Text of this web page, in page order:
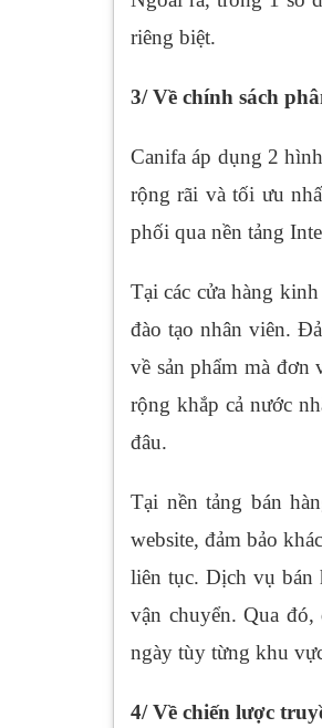
riêng biệt.
3/ Về chính sách
Canifa áp dụng 2
rộng rãi và tối ưu
phối qua nền tảng
Tại các cửa hàng
đào tạo nhân viên.
về sản phẩm mà đơn
rộng khắp cả nước
đâu.
Tại nền tảng bán
website, đảm bảo
liên tục. Dịch vụ bán
vận chuyển. Qua
ngày tùy từng khu
4/ Về chiến lược